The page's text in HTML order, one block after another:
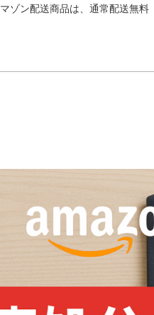
マゾン配送商品は、通常配送無料